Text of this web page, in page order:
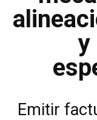
y
Emitir